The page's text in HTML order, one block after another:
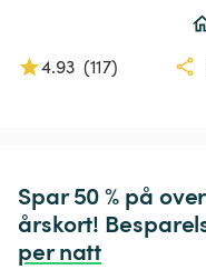
4.93 (117)
Spar 50 % på
årskort!
per natt